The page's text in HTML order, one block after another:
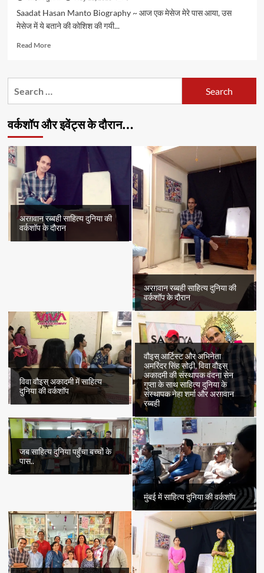
Saadat Hasan Manto Biography ~ आज एक मेसेज मेरे पास आया, उस
मेसेज में ये बताने की कोशिश की गयी...
Read MoreRead
“एक
उठाता
जब
समझ
को
आघात
पहुँचता
वर्कशॉप और इवेंट्स के दौरान…
अरग़वान रब्बही साहित्य दुनिया की
वर्कशॉप के दौरान
अरग़वान रब्बही साहित्य दुनिया की
वर्कशॉप के दौरान
विवा वौइस् अकादमी में साहित्य
दुनिया की वर्कशॉप
वौइस् आर्टिस्ट और अभिनेता
अमरिंदर सिंह सोढ़ी, विवा वौइस्
अकादमी की संस्थापक वंदना सेन
गुप्ता के साथ साहित्य दुनिया के
संस्थापक नेहा शर्मा और अरग़वान
रब्बही
जब साहित्य दुनिया पहुँचा बच्चों के
पास..
मुंबई में साहित्य दुनिया की वर्कशॉप